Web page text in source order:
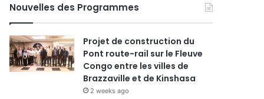
Nouvelles des Programmes
Projet de construction du
Pont route-rail sur le Fleuve
Congo entre les villes de
Brazzaville et de Kinshasa
2 weeks ago